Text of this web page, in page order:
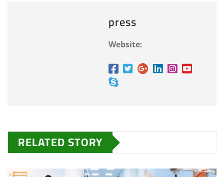
press
Website:
RELATED STORY